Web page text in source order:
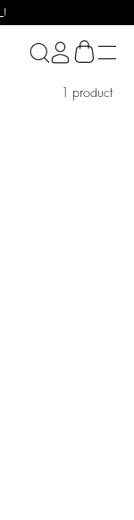
!
1 product